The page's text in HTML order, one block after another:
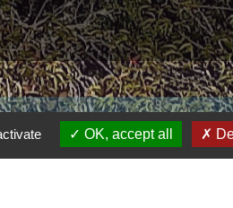
OK, accept all